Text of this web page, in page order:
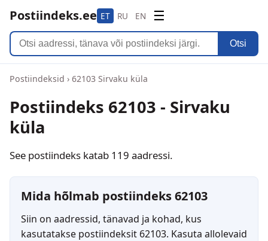
Postiindeks.ee ET RU EN ☰
Otsi
Postiindeksid › 62103 Sirvaku küla
Postiindeks 62103 - Sirvaku
küla
See postiindeks katab 119 aadressi.
Mida hõlmab postiindeks 62103
Siin on aadressid, tänavad ja kohad, kus
kasutatakse postiindeksit 62103. Kasuta allolevaid